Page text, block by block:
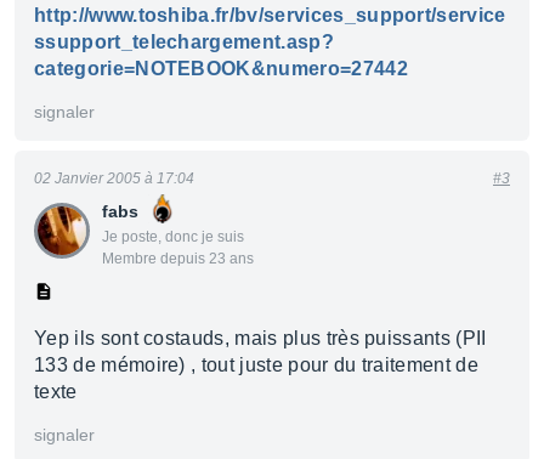
http://www.toshiba.fr/bv/services_support/service
ssupport_telechargement.asp?
categorie=NOTEBOOK&numero=27442
signaler
fabs
Je poste, donc je suis
Membre depuis 23 ans
02 Janvier 2005 à 17:04 #3
Yep ils sont costauds, mais plus très puissants (PII
133 de mémoire) , tout juste pour du traitement de
texte
signaler